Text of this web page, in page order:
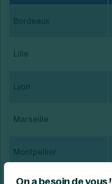
Bordeaux
Lille
Lyon
Marseille
Montpellier
On a besoin de vous !